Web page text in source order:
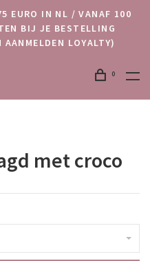
EURO IN NL / VANAF 100
BIJ JE BESTELLING
LOYALTY)
0
met croco